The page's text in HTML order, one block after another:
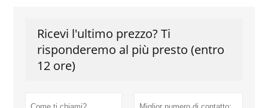
Ricevi l'ultimo prezzo? Ti
risponderemo al più presto (entro
12 ore)